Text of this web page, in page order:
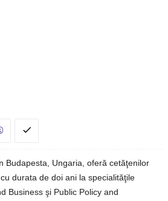
Budapesta, Ungaria, oferă cetăţenilor
durata de doi ani la specialităţile
Business şi Public Policy and